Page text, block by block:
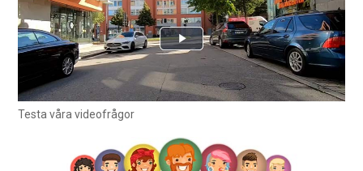
Testa våra videofrågor